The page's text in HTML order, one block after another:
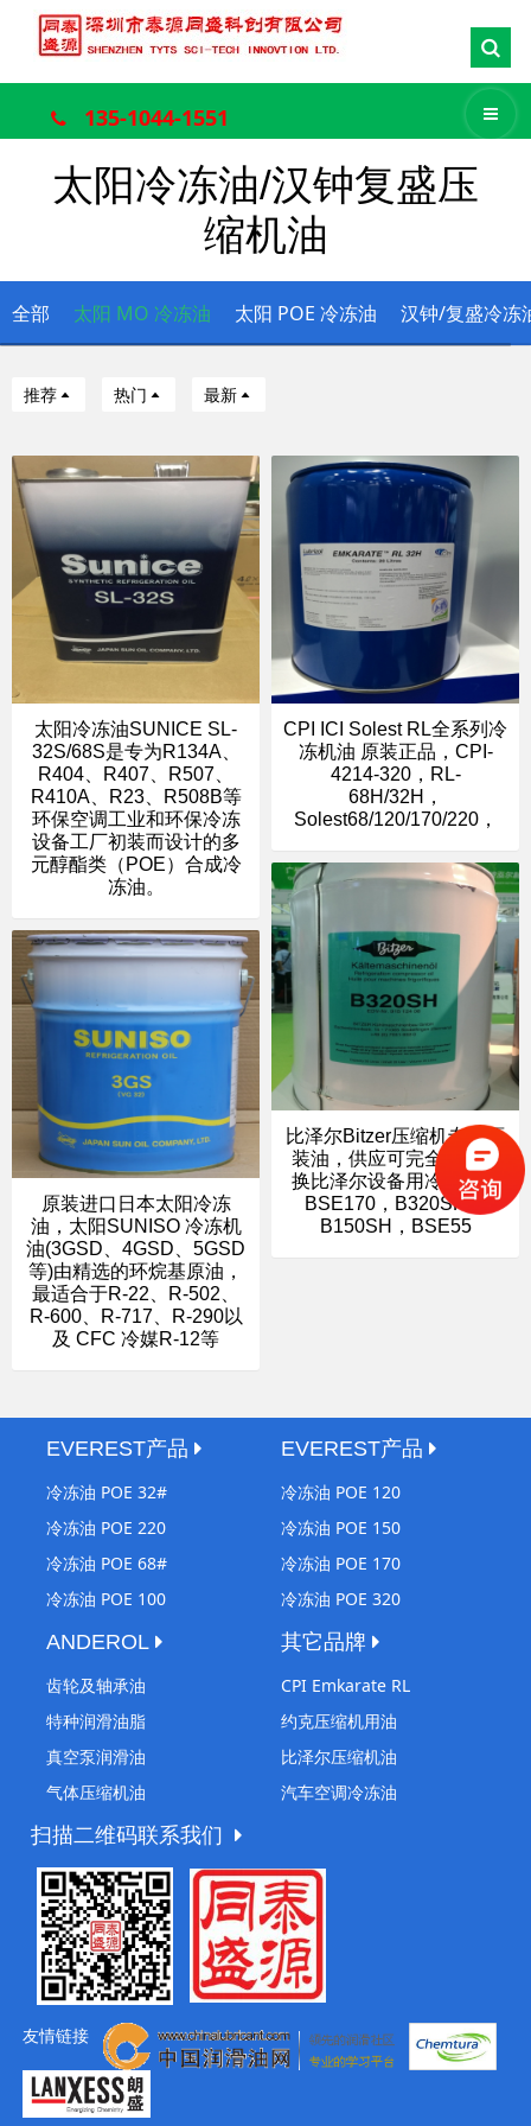
135-1044-1551
太阳冷冻油/汉钟复盛压
缩机油
全部 太阳 MO 冷冻油 太阳 POE 冷冻油 汉钟/复盛冷冻
推荐 热门 最新
太阳冷冻油SUNICE SL-
32S/68S是专为R134A、
R404、R407、R507、
R410A、R23、R508B等
环保空调工业和环保冷冻
设备工厂初装而设计的多
元醇酯类（POE）合成冷
冻油。
CPI ICI Solest RL全系列冷
冻机油 原装正品，CPI-
4214-320，RL-
68H/32H，
Solest68/120/170/220，
比泽尔Bitzer压缩机专用原
装油，供应可完全用于替
换比泽尔设备用冷冻油，
BSE170，B320SH，
B150SH，BSE55
原装进口日本太阳冷冻
油，太阳SUNISO 冷冻机
油(3GSD、4GSD、5GSD
等)由精选的环烷基原油，
最适合于R-22、R-502、
R-600、R-717、R-290以
及 CFC 冷媒R-12等
EVEREST产品
冷冻油 POE 32#
冷冻油 POE 220
冷冻油 POE 68#
冷冻油 POE 100
EVEREST产品
冷冻油 POE 120
冷冻油 POE 150
冷冻油 POE 170
冷冻油 POE 320
ANDEROL
齿轮及轴承油
特种润滑油脂
真空泵润滑油
气体压缩机油
其它品牌
CPI Emkarate RL
约克压缩机用油
比泽尔压缩机油
汽车空调冷冻油
扫描二维码联系我们
友情链接